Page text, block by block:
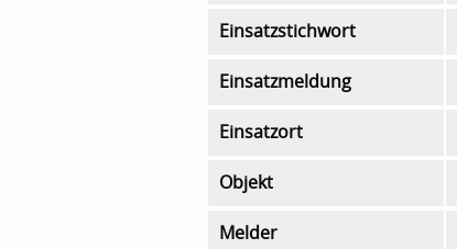
Einsatzstichwort
Einsatzmeldung
Einsatzort
Objekt
Melder